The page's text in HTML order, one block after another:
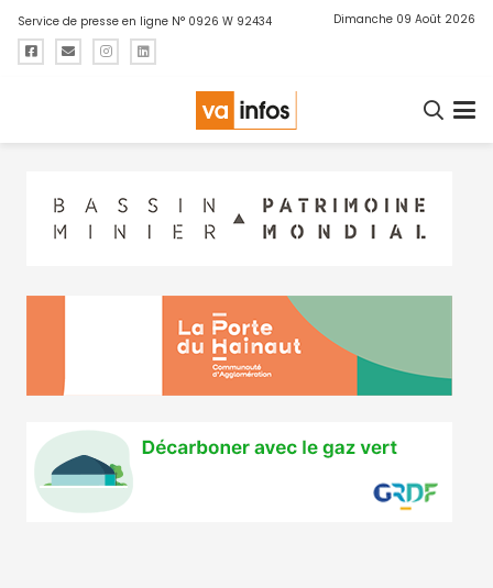
Service de presse en ligne N° 0926 W 92434 Dimanche 09 Août 2026